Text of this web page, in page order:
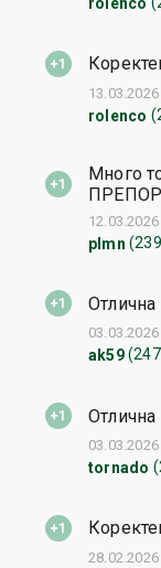
rolenco
13.03.2026
Много
plmn
12.03.2026
ak59
03.03.2026
tornado
03.03.2026
28.02.2026